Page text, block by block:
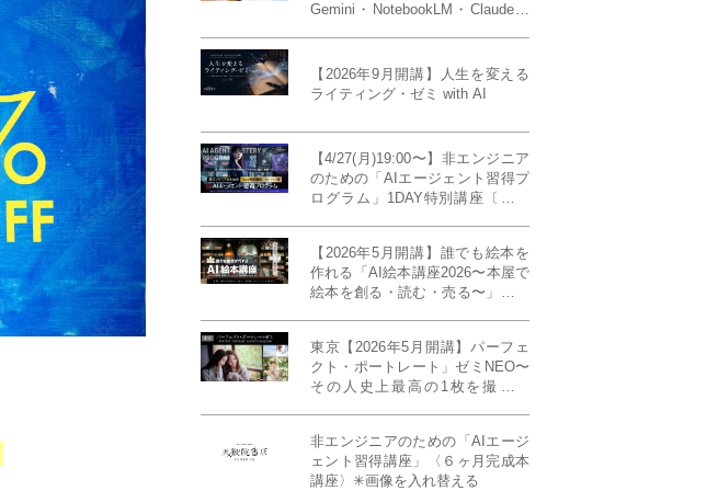
Gemini・NotebookLM・Claudeま
座〕
【2026年9月開講】人生を変える
ライティング・ゼミ with AI
【4/27(月)19:00〜】非エンジニア
のための「AIエージェント習得プ
ログラム」1DAY特別講座〔パワ
【2026年5月開講】誰でも絵本を
作れる「AI絵本講座2026〜本屋で
絵本を創る・読む・売る〜」イン
20名限定》
東京【2026年5月開講】パーフェ
クト・ポートレート」ゼミNEO〜
その人史上最高の1枚を撮る！
催）」《初参加大歓迎／12名限
定》
非エンジニアのための「AIエージ
ェント習得講座」〈６ヶ月完成本
講座〉✳︎画像を入れ替える